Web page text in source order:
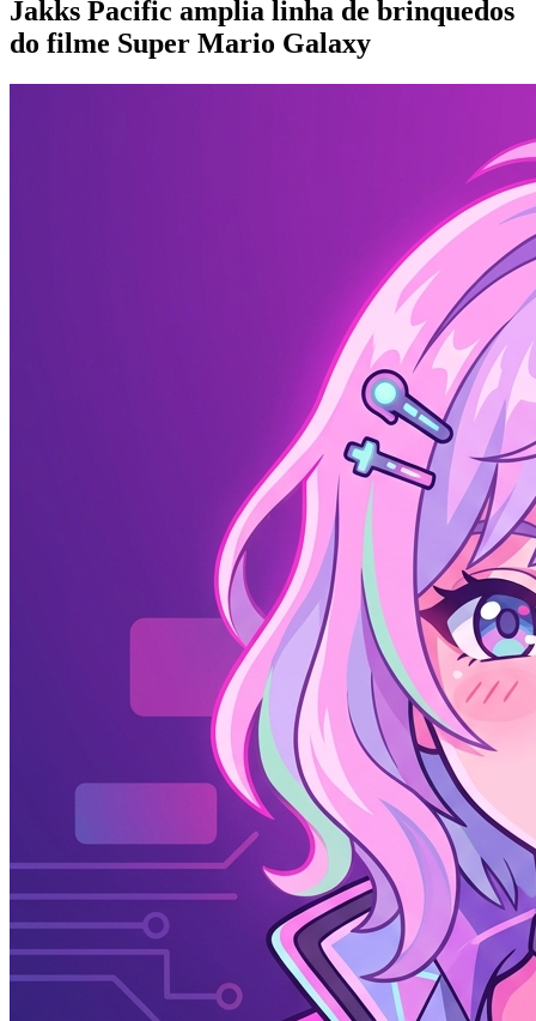
Jakks Pacific amplia linha de brinquedos
do filme Super Mario Galaxy